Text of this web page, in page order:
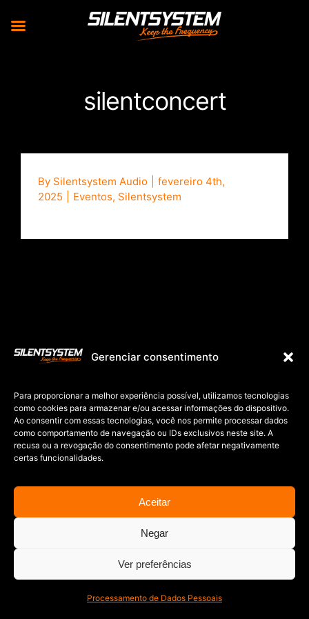
Gerenciar consentimento
Para proporcionar a melhor experiência possível, utilizamos tecnologias
como cookies para armazenar e/ou acessar informações do dispositivo.
Ao consentir com essas tecnologias, você nos permite processar dados
como comportamento de navegação ou IDs exclusivos neste site. A
recusa ou a revogação do consentimento pode afetar negativamente
certas funcionalidades.
Aceitar
Negar
Ver preferências
Processamento de Dados Pessoais
silentconcert
By Silentsystem Audio
fevereiro 4th,
2025
Eventos, Silentsystem